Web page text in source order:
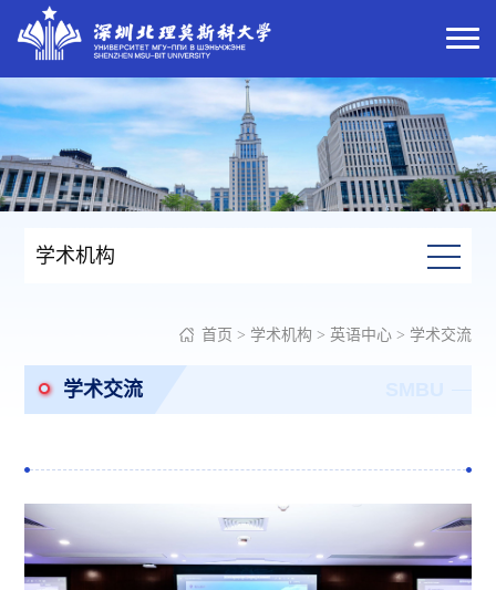
学术机构
首页 > 学术机构 > 英语中心> 学术交流
学术交流